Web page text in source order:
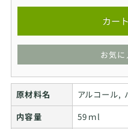
カー
お気
原材料名
アルコール,
内容量
59ｍl